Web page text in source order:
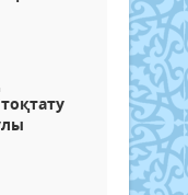
тоқтату